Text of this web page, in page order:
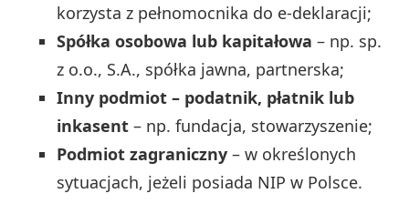
korzysta z pełnomocnika do e‑deklaracji;
Spółka osobowa lub kapitałowa – np. sp.
z o.o., S.A., spółka jawna, partnerska;
Inny podmiot – podatnik, płatnik lub
inkasent – np. fundacja, stowarzyszenie;
Podmiot zagraniczny – w określonych
sytuacjach, jeżeli posiada NIP w Polsce.